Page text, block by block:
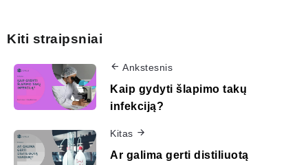
Kiti straipsniai
Ankstesnis
Kaip gydyti šlapimo takų
infekciją?
Kitas
Ar galima gerti distiliuotą